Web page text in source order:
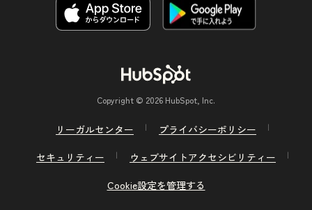
Copyright © 2026 HubSpot, Inc.
リーガルセンター
プライバシーポリシー
セキュリティー
ウェブサイトアクセシビリティー
Cookie設定を管理する